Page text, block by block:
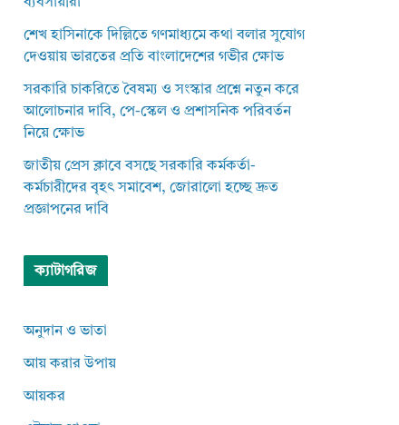
শেখ হাসিনাকে দিল্লিতে গণমাধ্যমে কথা বলার সুযোগ
দেওয়ায় ভারতের প্রতি বাংলাদেশের গভীর ক্ষোভ
সরকারি চাকরিতে বৈষম্য ও সংস্কার প্রশ্নে নতুন করে
আলোচনার দাবি, পে-স্কেল ও প্রশাসনিক পরিবর্তন
নিয়ে ক্ষোভ
জাতীয় প্রেস ক্লাবে বসছে সরকারি কর্মকর্তা-
কর্মচারীদের বৃহৎ সমাবেশ, জোরালো হচ্ছে দ্রুত
প্রজ্ঞাপনের দাবি
ক্যাটাগরিজ
অনুদান ও ভাতা
আয় করার উপায়
আয়কর